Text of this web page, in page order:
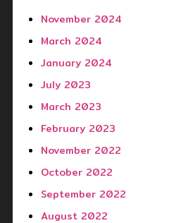
November 2024
March 2024
January 2024
July 2023
March 2023
February 2023
November 2022
October 2022
September 2022
August 2022